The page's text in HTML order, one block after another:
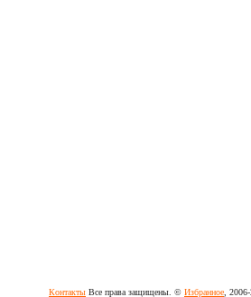
Контакты Все права защищены. © Избранное ,